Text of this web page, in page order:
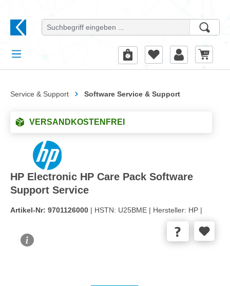
Service & Support Software Service & Support
VERSANDKOSTENFREI
HP Electronic HP Care Pack Software
Support Service
Artikel-Nr: 9701126000 | HSTN: U25BME | Hersteller: HP |